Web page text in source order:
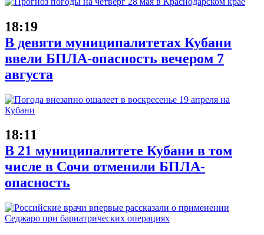
18:19
В девяти муниципалитетах Кубани
ввели БПЛА-опасность вечером 7
августа
18:11
В 21 муниципалитете Кубани в том
числе в Сочи отменили БПЛА-
опасность